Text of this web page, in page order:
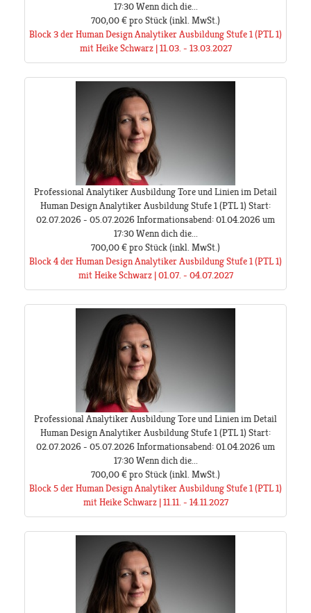
17:30 Wenn dich die...
700,00 €pro Stück(inkl. MwSt.)
Block 3 der Human Design Analytiker Ausbildung Stufe 1 (PTL 1)
mit Heike Schwarz | 11.03. - 13.03.2027
Professional Analytiker Ausbildung Tore und Linien im Detail
Human Design Analytiker Ausbildung Stufe 1 (PTL 1) Start:
02.07.2026 - 05.07.2026 Informationsabend: 01.04.2026 um
17:30 Wenn dich die...
700,00 €pro Stück(inkl. MwSt.)
Block 4 der Human Design Analytiker Ausbildung Stufe 1 (PTL 1)
mit Heike Schwarz | 01.07. - 04.07.2027
Professional Analytiker Ausbildung Tore und Linien im Detail
Human Design Analytiker Ausbildung Stufe 1 (PTL 1) Start:
02.07.2026 - 05.07.2026 Informationsabend: 01.04.2026 um
17:30 Wenn dich die...
700,00 €pro Stück(inkl. MwSt.)
Block 5 der Human Design Analytiker Ausbildung Stufe 1 (PTL 1)
mit Heike Schwarz | 11.11. - 14.11.2027